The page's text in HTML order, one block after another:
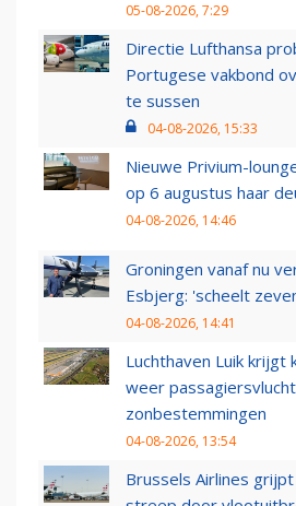
05-08-2026, 7:29
Directie Lufthansa
Portugese vakbond
te sussen
04-08-2026, 15:33
Nieuwe Privium-
op 6 augustus haar
04-08-2026, 14:46
Groningen vanaf nu
Esbjerg: 'scheelt
04-08-2026, 14:41
Luchthaven Luik krijgt
weer
zonbestemmingen
04-08-2026, 13:54
Brussels Airlines